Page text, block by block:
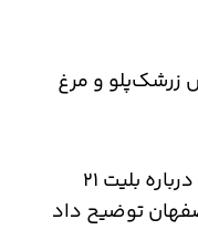
زرشک‌پلو و مرغ
سازمان هواپیمایی درباره بلیت ۲۱
توضیح داد